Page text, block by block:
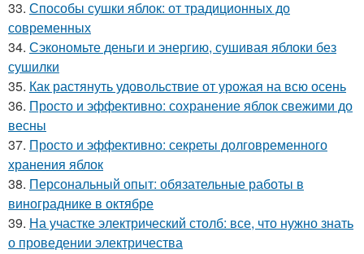
33. Способы сушки яблок: от традиционных до
современных
34. Сэкономьте деньги и энергию, сушивая яблоки без
сушилки
35. Как растянуть удовольствие от урожая на всю осень
36. Просто и эффективно: сохранение яблок свежими до
весны
37. Просто и эффективно: секреты долговременного
хранения яблок
38. Персональный опыт: обязательные работы в
винограднике в октябре
39. На участке электрический столб: все, что нужно знать
о проведении электричества